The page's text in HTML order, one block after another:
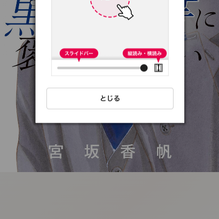
:692.15.692.13:t-
vnqp.lunrzsdszk.vn.oi